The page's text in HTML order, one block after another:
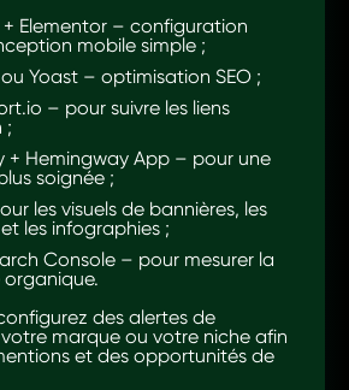
+ Elementor – configuration
mobile simple ;
Yoast – optimisation SEO ;
– pour suivre les liens
;
+ Hemingway App – pour une
soignée ;
les visuels de bannières, les
les infographies ;
Console – pour mesurer la
des alertes de
marque ou votre niche afin
et des opportunités de